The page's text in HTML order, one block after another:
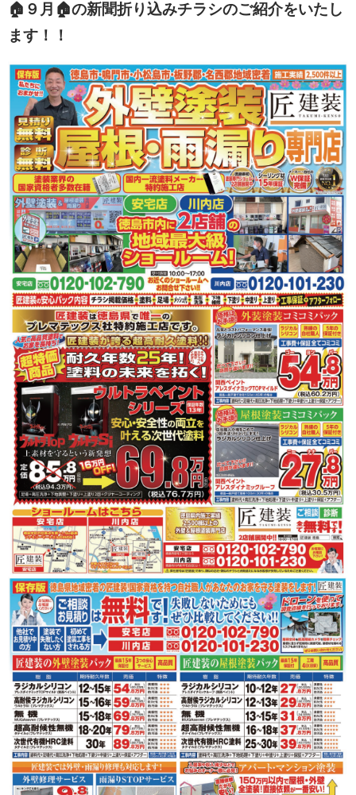
🏠９月🏠の新聞折り込みチラシのご紹介をいたし
ます！！